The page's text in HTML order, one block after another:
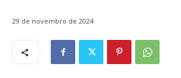
29 de novembro de 2024